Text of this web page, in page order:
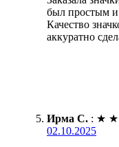
был простым
Качество
аккуратно
Ирма С. : ★ ★
02.10.2025